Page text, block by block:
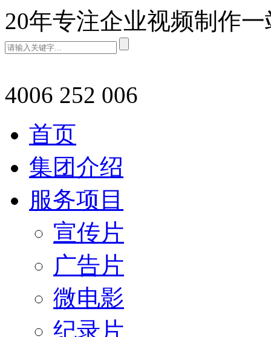
20年专注企业视频制作
4006 252 006
首页
集团介绍
服务项目
宣传片
广告片
微电影
纪录片